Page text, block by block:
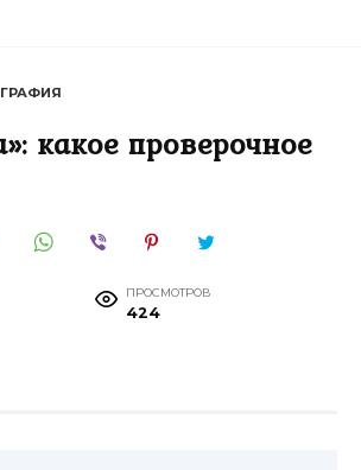
какое проверочное
ПРОСМОТРОВ
424